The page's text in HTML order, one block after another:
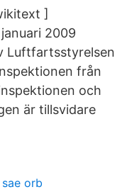
]
2009
Luftfartsstyrelsen
från
och
är tillsvidare
sae orb